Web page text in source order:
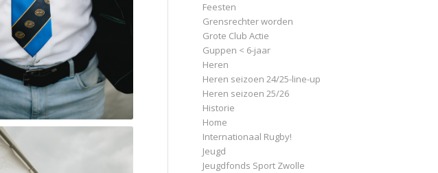
Feesten
Grensrechter worden
Grote Club Actie
Guppen < 6-jaar
Heren
Heren seizoen 24/25-line-up
Heren seizoen 25/26
Historie
Home
Internationaal Rugby!
Jeugd
Jeugdfonds Sport Zwolle